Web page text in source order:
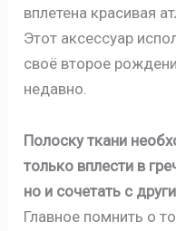
вплетена красивая
Этот аксессуар
своё второе
недавно.
Полоску ткани
только вплести в
но и сочетать с
Главное помнить о